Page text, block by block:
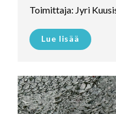
Toimittaja: Jyri
Lue lisää